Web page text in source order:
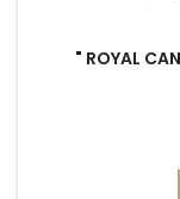
" ROYAL